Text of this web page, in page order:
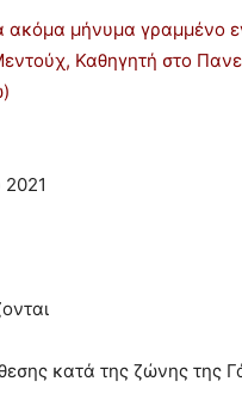
ακόμα μήνυμα γραμμένο
Καθηγητή στο
)
2021
κατά της ζώνης της